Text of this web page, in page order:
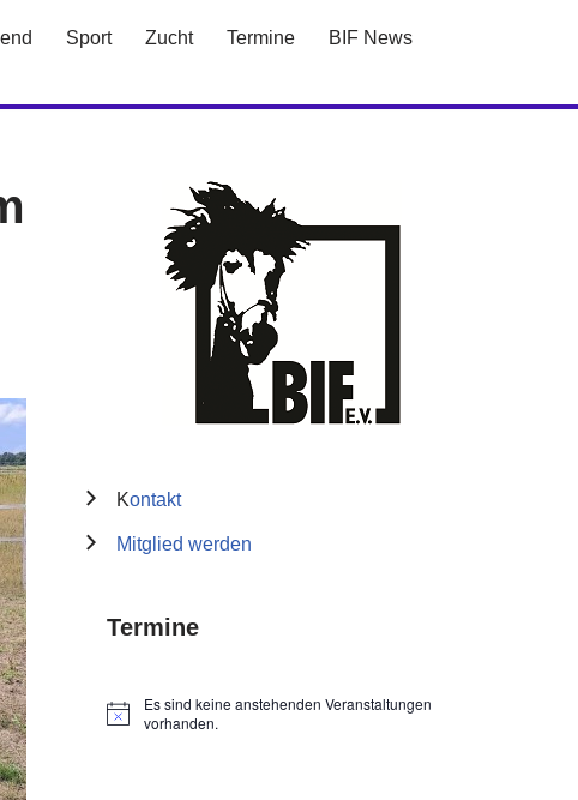
Sport Zucht Termine
BIF News
Kontakt
Mitglied werden
Termine
Hinweis
Es sind keine anstehenden Veranstaltungen
vorhanden.